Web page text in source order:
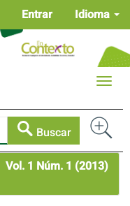
Idioma
Entrar
Buscar
Toggle
Vol. 1 Núm. 1 (2013)